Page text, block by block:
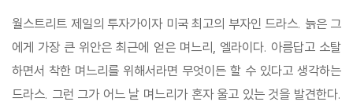
월스트리트 제일의 투자가이자 미국 최고의 부자인 드라스. 늙은 그
에게 가장 큰 위안은 최근에 얻은 며느리, 엘라이다. 아름답고 소탈
하면서 착한 며느리를 위해서라면 무엇이든 할 수 있다고 생각하는
드라스. 그런 그가 어느 날 며느리가 혼자 울고 있는 것을 발견한다.